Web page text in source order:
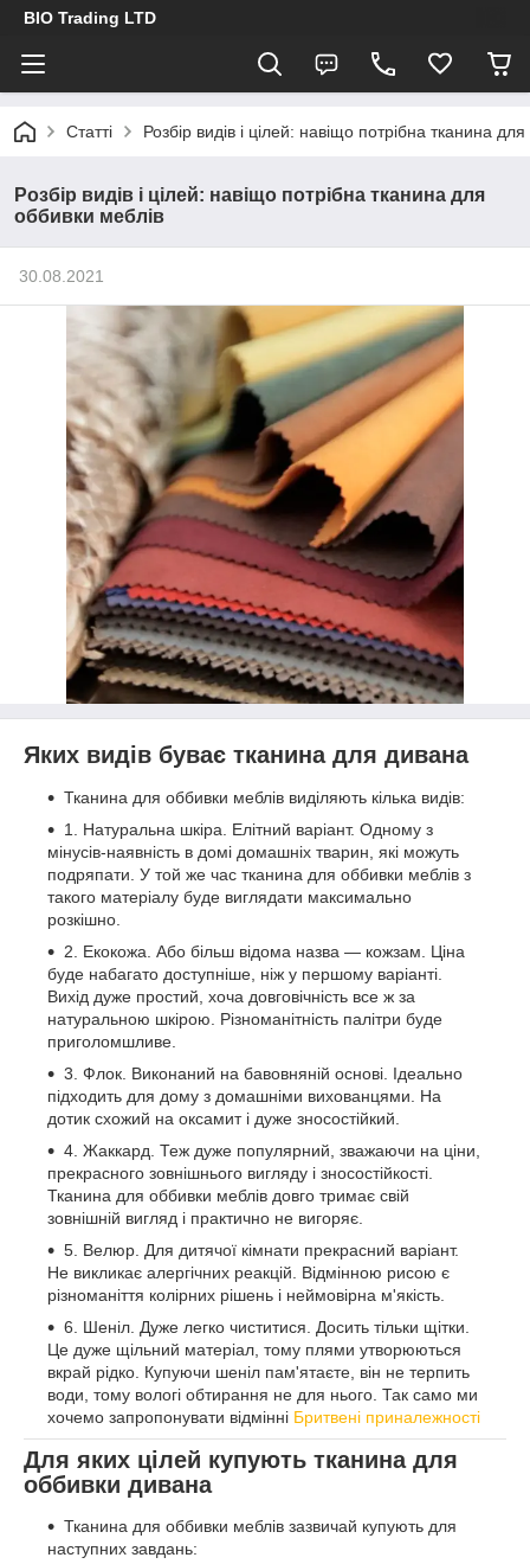
BIO Trading LTD
Статті Розбір видів і цілей: навіщо потрібна тканина
Розбір видів і цілей: навіщо потрібна тканина для
оббивки меблів
30.08.2021
Яких видів буває тканина для дивана
Тканина для оббивки меблів виділяють кілька видів:
1. Натуральна шкіра. Елітний варіант. Одному з
мінусів-наявність в домі домашніх тварин, які можуть
подряпати. У той же час тканина для оббивки меблів з
такого матеріалу буде виглядати максимально
розкішно.
2. Екокожа. Або більш відома назва — кожзам. Ціна
буде набагато доступніше, ніж у першому варіанті.
Вихід дуже простий, хоча довговічність все ж за
натуральною шкірою. Різноманітність палітри буде
приголомшливе.
3. Флок. Виконаний на бавовняній основі. Ідеально
підходить для дому з домашніми вихованцями. На
дотик схожий на оксамит і дуже зносостійкий.
4. Жаккард. Теж дуже популярний, зважаючи на ціни,
прекрасного зовнішнього вигляду і зносостійкості.
Тканина для оббивки меблів довго тримає свій
зовнішній вигляд і практично не вигоряє.
5. Велюр. Для дитячої кімнати прекрасний варіант.
Не викликає алергічних реакцій. Відмінною рисою є
різноманіття колірних рішень і неймовірна м'якість.
6. Шеніл. Дуже легко чиститися. Досить тільки щітки.
Це дуже щільний матеріал, тому плями утворюються
вкрай рідко. Купуючи шеніл пам'ятаєте, він не терпить
води, тому вологі обтирання не для нього. Так само ми
хочемо запропонувати відмінні Бритвені приналежності
Для яких цілей купують тканина для
оббивки дивана
Тканина для оббивки меблів зазвичай купують для
наступних завдань: